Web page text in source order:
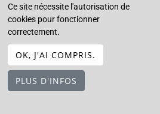
Ce site nécessite l'autorisation de
cookies pour fonctionner
correctement.
OK, J'AI COMPRIS.
PLUS D'INFOS